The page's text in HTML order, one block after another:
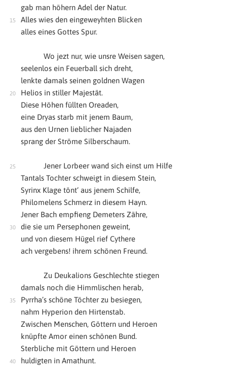
gab man höhern Adel der Natur.
Alles wies den eingeweyhten Blicken
alles eines Gottes Spur.
Wo jezt nur, wie unsre Weisen sagen,
seelenlos ein Feuerball sich dreht,
lenkte damals seinen goldnen Wagen
Helios in stiller Majestät.
Diese Höhen füllten Oreaden,
eine Dryas starb mit jenem Baum,
aus den Urnen lieblicher Najaden
sprang der Ströme Silberschaum.
Jener Lorbeer wand sich einst um Hilfe
Tantals Tochter schweigt in diesem Stein,
Syrinx Klage tönt‘ aus jenem Schilfe,
Philomelens Schmerz in diesem Hayn.
Jener Bach empfieng Demeters Zähre,
die sie um Persephonen geweint,
und von diesem Hügel rief Cythere
ach vergebens! ihrem schönen Freund.
Zu Deukalions Geschlechte stiegen
damals noch die Himmlischen herab,
Pyrrha’s schöne Töchter zu besiegen,
nahm Hyperion den Hirtenstab.
Zwischen Menschen, Göttern und Heroen
knüpfte Amor einen schönen Bund.
Sterbliche mit Göttern und Heroen
huldigten in Amathunt.